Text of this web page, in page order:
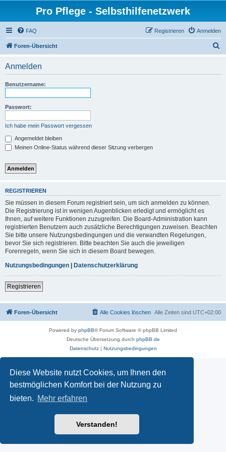
Diese Website nutzt Cookies, um Ihnen den
bestmöglichen Komfort bei der Nutzung zu
bieten. Mehr erfahren
Verstanden!
Pro Pflege - Selbsthilfenetzwerk
FAQ Anmelden
Registrieren
Foren-Übersicht
Anmelden
Benutzername:
Passwort:
Ich habe mein Passwort vergessen
Angemeldet bleiben
Meinen Online-Status während dieser Sitzung verbergen
REGISTRIEREN
Sie müssen in diesem Forum registriert sein, um sich anmelden zu können.
Die Registrierung ist in wenigen Augenblicken erledigt und ermöglicht es
Ihnen, auf weitere Funktionen zuzugreifen. Die Board-Administration kann
registrierten Benutzern auch zusätzliche Berechtigungen zuweisen. Beachten
Sie bitte unsere Nutzungsbedingungen und die verwandten Regelungen,
bevor Sie sich registrieren. Bitte beachten Sie auch die jeweiligen
Forenregeln, wenn Sie sich in diesem Board bewegen.
Nutzungsbedingungen | Datenschutzerklärung
Registrieren
Foren-Übersicht Alle Zeiten sind UTC+02:00
Alle Cookies löschen
Powered by phpBB® Forum Software © phpBB Limited
Deutsche Übersetzung durch phpBB.de
Datenschutz| Nutzungsbedingungen